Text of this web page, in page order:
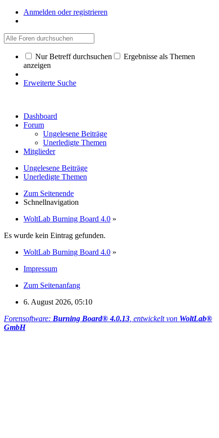
Anmelden oder registrieren
Nur Betreff durchsuchen
Ergebnisse als Themen
anzeigen
Erweiterte Suche
Dashboard
Forum
Ungelesene Beiträge
Unerledigte Themen
Mitglieder
Ungelesene Beiträge
Unerledigte Themen
Zum Seitenende
Schnellnavigation
WoltLab Burning Board 4.0 »
Es wurde kein Eintrag gefunden.
WoltLab Burning Board 4.0 »
Impressum
Zum Seitenanfang
6. August 2026, 05:10
Forensoftware: Burning Board® 4.0.13 , entwickelt von WoltLab®
GmbH